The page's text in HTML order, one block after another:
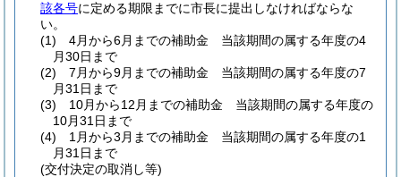
該各号に定める期限までに市長に提出しなければならな
い。
(1)
4月から6月までの補助金 当該期間の属する年度の4
月30日まで
(2)
7月から9月までの補助金 当該期間の属する年度の7
月31日まで
(3)
10月から12月までの補助金 当該期間の属する年度の
10月31日まで
(4)
1月から3月までの補助金 当該期間の属する年度の1
月31日まで
(交付決定の取消し等)